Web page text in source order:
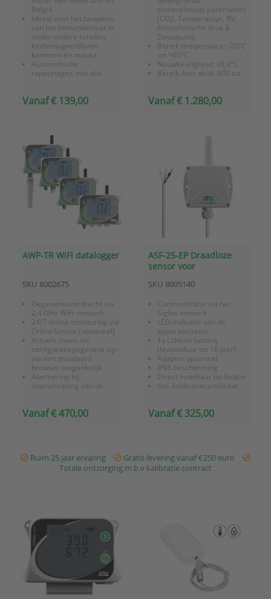
België.
Ideaal voor het bewaken
van het binnenklimaat in
onder andere scholen,
kinderdagverblijven,
kantoren en musea.
Automatische
rapportages met alle
zowel de GGD als de
onderhoudsvrij
Meet CO2,...
Vanaf € 139,00
binnenklimaat parameters
(CO2, Temperatuur, RV,
Atmosferische druk &
Dauwpunt)
Bereik temperatuur: -20°C
tot +60°C
Nauwkeurigheid: ±0,4°C
Bereik Atm. druk: 600 tot
bij 23°C van 800 tot 1.100
Vanaf € 1.280,00
AWP-TR WiFi datalogger
SKU 8002675
Gegevensoverdracht via
2,4 GHz WiFi-netwerk
24/7 online monitoring via
OnlineSensor (optioneel)
Actuele meet- en
configuratiegegevens zijn
via een standaard
browser toegankelijk
Alarmering bij
overschrijding van de
Buffering van
Vanaf € 470,00
ASF-25-EP Draadloze
sensor voor
communicatie
SKU 8005140
Communicatie via het
Sigfox netwerk
LED-indicatie van de
apparaatstatus
1x Lithium batterij
(levensduur tot 10 jaar)
Adapter optioneel
IP65 bescherming
Direct inzetbaar op locatie
Incl. kalibratiecertificaat
alarmering via
Vanaf € 325,00
Ruim 25 jaar ervaring
Gratis levering vanaf €250 euro
Totale ontzorging m.b.v kalibratie contract